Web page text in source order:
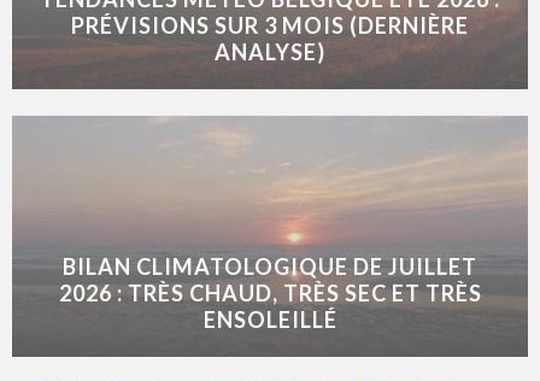
PRÉVISIONS SUR 3 MOIS (DERNIÈRE
ANALYSE)
BILAN CLIMATOLOGIQUE DE JUILLET
2026 : TRÈS CHAUD, TRÈS SEC ET TRÈS
ENSOLEILLÉ